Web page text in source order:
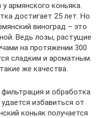
армянского коньяка.
достигает 25 лет. Но
виноград – это
Ведь лозы, растущие
на протяжении 300
сладким и ароматным.
же качества.
и обработка
избавиться от
коньяк получается